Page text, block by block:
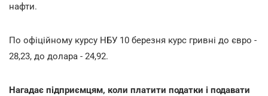
нафти.
По офіційному курсу НБУ 10 березня курс гривні до євро -
28,23, до долара - 24,92.
Нагадає підприємцям, коли платити податки і подавати